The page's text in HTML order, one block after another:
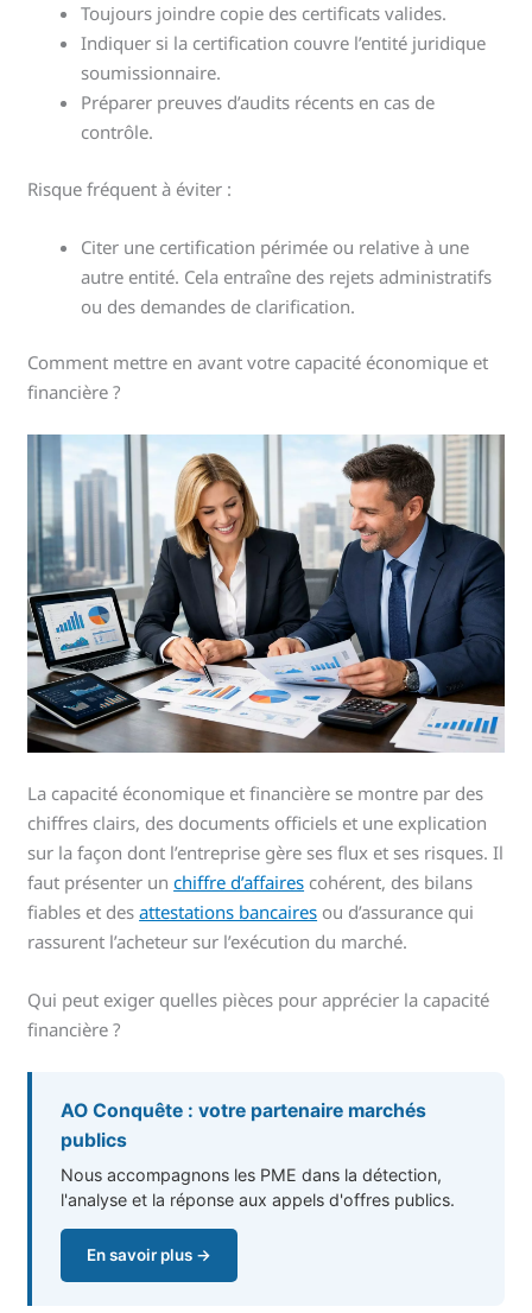
Toujours joindre copie des certificats valides.
Indiquer si la certification couvre l’entité juridique
soumissionnaire.
Préparer preuves d’audits récents en cas de
contrôle.
Risque fréquent à éviter :
Citer une certification périmée ou relative à une
autre entité. Cela entraîne des rejets administratifs
ou des demandes de clarification.
Comment mettre en avant votre capacité économique et
financière ?
La capacité économique et financière se montre par des
chiffres clairs, des documents officiels et une explication
sur la façon dont l’entreprise gère ses flux et ses risques. Il
faut présenter unchiffre d’affaires cohérent, des bilans
fiables et desattestations bancaires ou d’assurance qui
rassurent l’acheteur sur l’exécution du marché.
Qui peut exiger quelles pièces pour apprécier la capacité
financière ?
AO Conquête : votre partenaire marchés
publics
Nous accompagnons les PME dans la détection,
l'analyse et la réponse aux appels d'offres publics.
En savoir plus →